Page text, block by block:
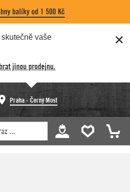
balíky od 1 500 Kč
skutečně vaše
jinou prodejnu.
Praha - Černý Most